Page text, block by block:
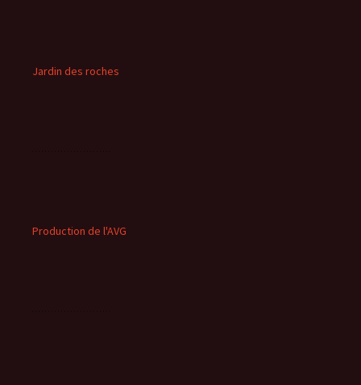
Jardin des roches
Production de l'AVG